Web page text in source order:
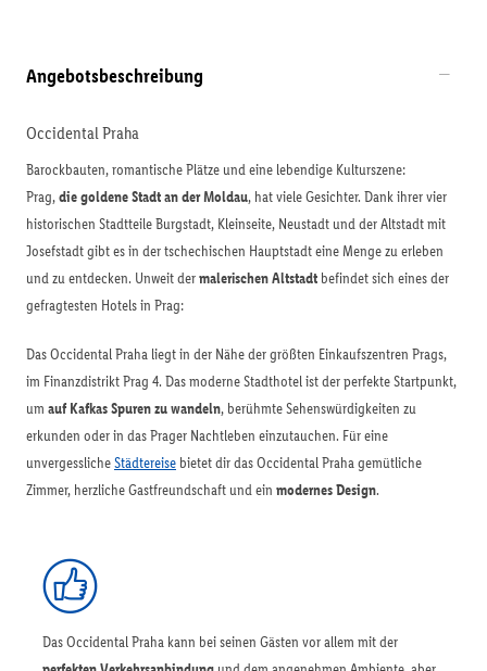
Angebotsbeschreibung
Occidental Praha
Barockbauten, romantische Plätze und eine lebendige Kulturszene:
Prag,die goldene Stadt an der Moldau, hat viele Gesichter. Dank ihrer vier
historischen Stadtteile Burgstadt, Kleinseite, Neustadt und der Altstadt mit
Josefstadt gibt es in der tschechischen Hauptstadt eine Menge zu erleben
und zu entdecken. Unweit dermalerischen Altstadt befindet sich eines der
gefragtesten Hotels in Prag:
Das Occidental Praha liegt in der Nähe der größten Einkaufszentren Prags,
im Finanzdistrikt Prag 4. Das moderne Stadthotel ist der perfekte Startpunkt,
um auf Kafkas Spuren zu wandeln, berühmte Sehenswürdigkeiten zu
erkunden oder in das Prager Nachtleben einzutauchen. Für eine
unvergesslicheStädtereise bietet dir das Occidental Praha gemütliche
Zimmer, herzliche Gastfreundschaft und ein modernes Design.
Das Occidental Praha kann bei seinen Gästen vor allem mit der